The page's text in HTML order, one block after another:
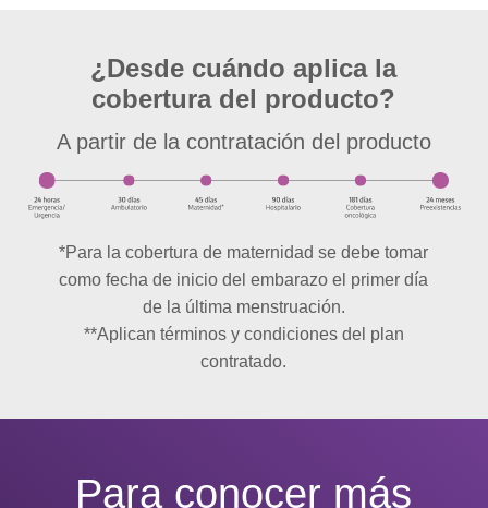
¿Desde cuándo aplica la
cobertura del producto?
A partir de la contratación del producto
*Para la cobertura de maternidad se debe tomar
como fecha de inicio del embarazo el primer día
de la última menstruación.
**Aplican términos y condiciones del plan
contratado.
Para conocer más